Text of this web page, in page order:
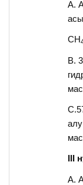
А.
CH
В.
ІІІ
А.